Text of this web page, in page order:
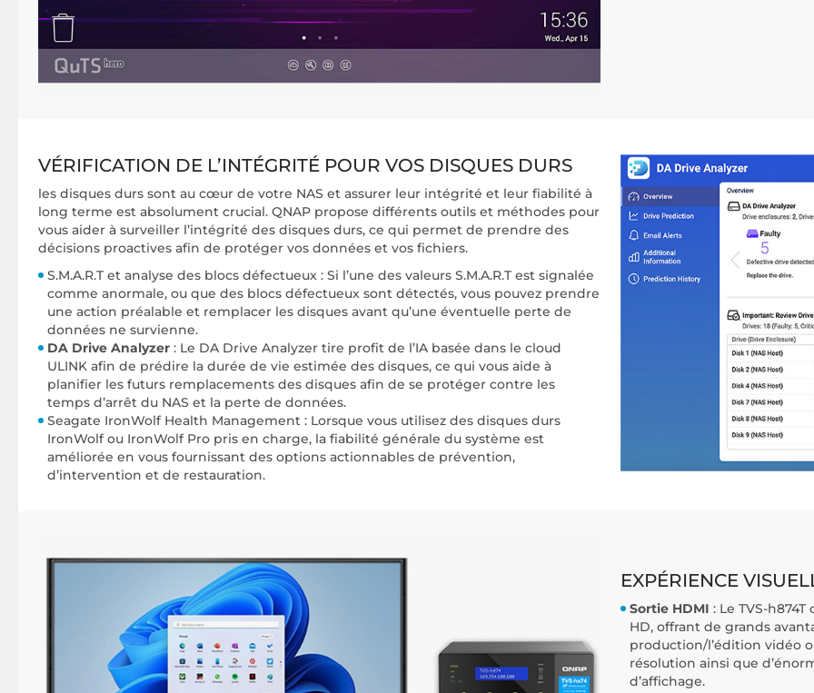
VÉRIFICATION DE L’INTÉGRITÉ POUR VOS DISQUES DURS
les disques durs sont au cœur de votre NAS et assurer leur intégrité et leur fiabilité à
long terme est absolument crucial. QNAP propose différents outils et méthodes pour
vous aider à surveiller l’intégrité des disques durs, ce qui permet de prendre des
décisions proactives afin de protéger vos données et vos fichiers.
S.M.A.R.T et analyse des blocs défectueux : Si l’une des valeurs S.M.A.R.T est signalée
comme anormale, ou que des blocs défectueux sont détectés, vous pouvez prendre
une action préalable et remplacer les disques avant qu’une éventuelle perte de
données ne survienne.
DA Drive Analyzer : Le DA Drive Analyzer tire profit de l’IA basée dans le cloud
ULINK afin de prédire la durée de vie estimée des disques, ce qui vous aide à
planifier les futurs remplacements des disques afin de se protéger contre les
temps d’arrêt du NAS et la perte de données.
Seagate IronWolf Health Management : Lorsque vous utilisez des disques durs
IronWolf ou IronWolf Pro pris en charge, la fiabilité générale du système est
améliorée en vous fournissant des options actionnables de prévention,
d’intervention et de restauration.
EXPÉRIENCE
Sortie HDMI : Le TVS-
HD, offrant de grands
production/l’édition vidéo
résolution ainsi que
d’affichage.